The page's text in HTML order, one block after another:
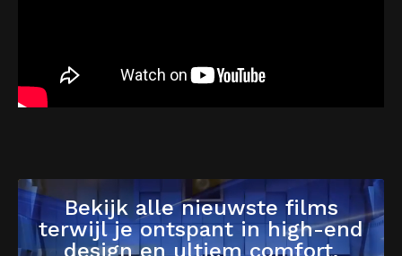
Bekijk alle nieuwste films
terwijl je ontspant in high-end
design en ultiem comfort.